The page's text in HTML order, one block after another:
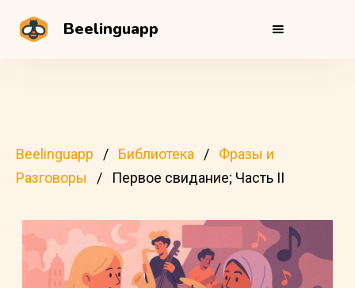
Beelinguapp
Beelinguapp Библиотека
Фразы и
Разговоры
Первое свидание; Часть II